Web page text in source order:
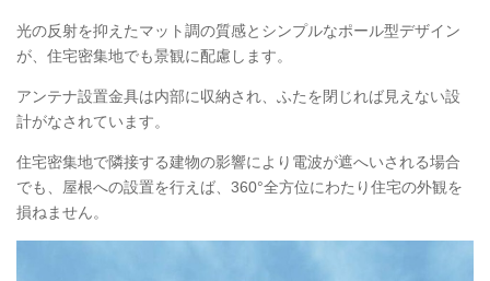
光の反射を抑えたマット調の質感とシンプルなポール型デザイン
が、住宅密集地でも景観に配慮します。
アンテナ設置金具は内部に収納され、ふたを閉じれば見えない設
計がなされています。
住宅密集地で隣接する建物の影響により電波が遮へいされる場合
でも、屋根への設置を行えば、360°全方位にわたり住宅の外観を
損ねません。